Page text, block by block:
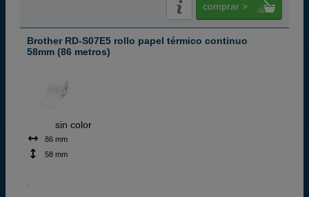
comprar >
Brother RD-S07E5 rollo papel térmico continuo
58mm (86 metros)
sin color
86 mm
58 mm